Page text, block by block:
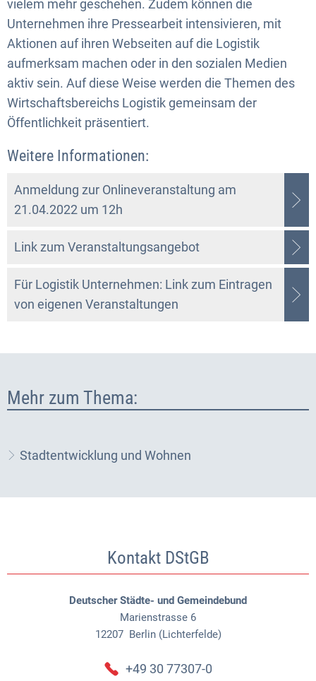
vielem mehr geschehen. Zudem können die
Unternehmen ihre Pressearbeit intensivieren, mit
Aktionen auf ihren Webseiten auf die Logistik
aufmerksam machen oder in den sozialen Medien
aktiv sein. Auf diese Weise werden die Themen des
Wirtschaftsbereichs Logistik gemeinsam der
Öffentlichkeit präsentiert.
Weitere Informationen:
Anmeldung zur Onlineveranstaltung am
21.04.2022 um 12h
Link zum Veranstaltungsangebot
Für Logistik Unternehmen: Link zum Eintragen
von eigenen Veranstaltungen
Mehr zum Thema:
Stadtentwicklung und Wohnen
Kontakt DStGB
Deutscher Städte- und Gemeindebund
Marienstrasse 6
12207 Berlin (Lichterfelde)
+49 30 77307-0